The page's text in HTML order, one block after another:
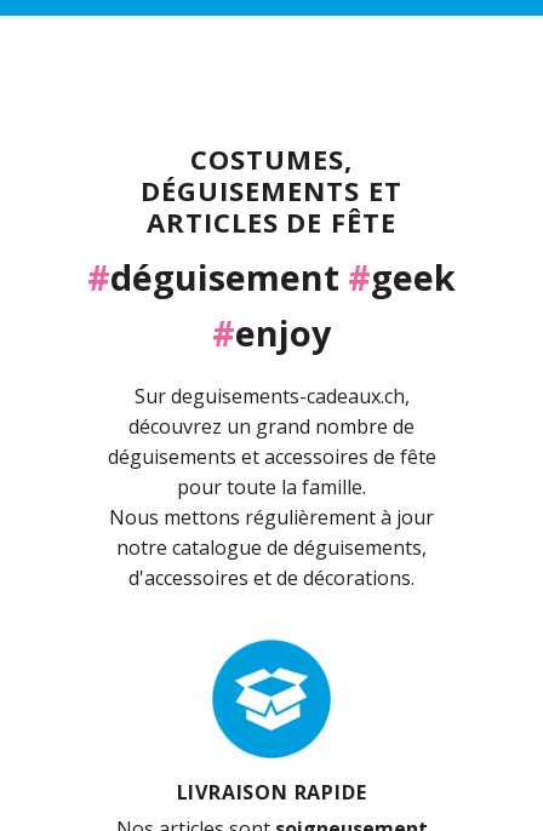
COSTUMES,
DÉGUISEMENTS ET
ARTICLES DE FÊTE
#déguisement #geek
#enjoy
Sur deguisements-cadeaux.ch,
découvrez un grand nombre de
déguisements et accessoires de fête
pour toute la famille.
Nous mettons régulièrement à jour
notre catalogue de déguisements,
d'accessoires et de décorations.
LIVRAISON RAPIDE